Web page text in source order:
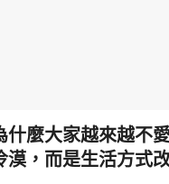
什麼大家越來越不
漠，而是生活方式